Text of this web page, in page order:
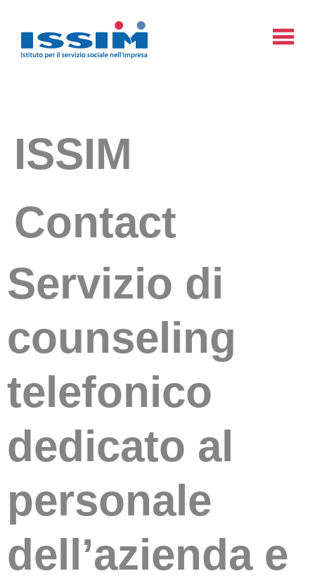
ISSIM
Contact
Servizio di
counseling
telefonico
dedicato al
personale
dell’azienda e